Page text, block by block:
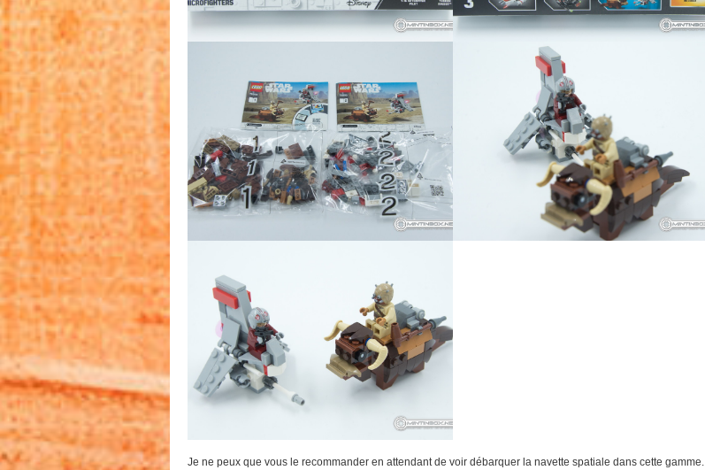
Je ne peux que vous le recommander en attendant de voir débarquer la navette spatiale dans cette gamme.